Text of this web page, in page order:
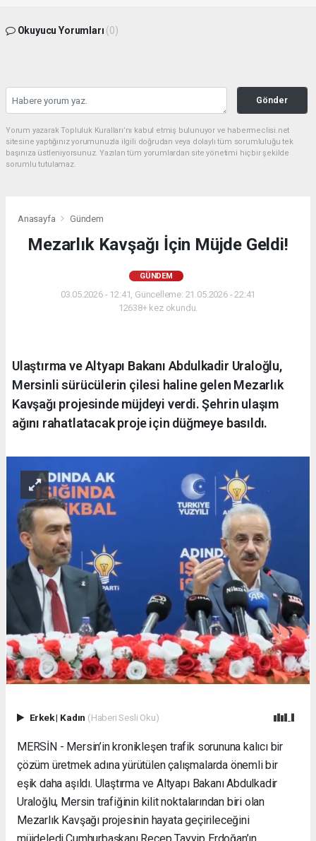
Okuyucu Yorumları (0)
Gönder
Yorum yazarak Topluluk Kuralları’nı kabul etmiş bulunuyor ve habermeclisi.net
sitesine yaptığınız yorumunuzla ilgili doğrudan veya dolaylı tüm sorumluluğu tek
başınıza üstleniyorsunuz. Yazılan tüm yorumlardan site yönetimi hiçbir şekilde
sorumlu tutulamaz.
Anasayfa Gündem
Mezarlık Kavşağı İçin Müjde Geldi!
GÜNDEM
03.05.2026 - 12:41, Güncelleme: 21.05.2026 - 22:41
12638+ kez okundu.
Ulaştırma ve Altyapı Bakanı Abdulkadir Uraloğlu,
Mersinli sürücülerin çilesi haline gelen Mezarlık
Kavşağı projesinde müjdeyi verdi. Şehrin ulaşım
ağını rahatlatacak proje için düğmeye basıldı.
Erkek| Kadın (Haberi Sesli Oku)
MERSİN - Mersin’in kronikleşen trafik sorununa kalıcı bir
çözüm üretmek adına yürütülen çalışmalarda önemli bir
eşik daha aşıldı. Ulaştırma ve Altyapı Bakanı Abdulkadir
Uraloğlu, Mersin trafiğinin kilit noktalarından biri olan
Mezarlık Kavşağı projesinin hayata geçirileceğini